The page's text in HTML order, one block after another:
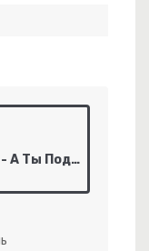
Инна Даргаева - А Ты Подъедешь